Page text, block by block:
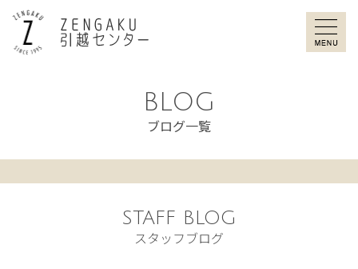
ZENGAKU引
BLOG
ブログ一覧
STAFF BLOG
スタッフブログ